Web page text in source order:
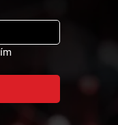
Súhlasím so spracovaním